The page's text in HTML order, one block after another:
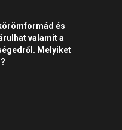
és
valamit a
Melyiket